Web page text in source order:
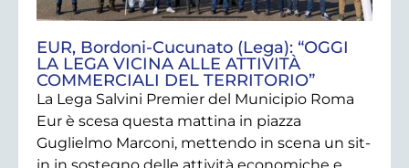
EUR, Bordoni-Cucunato (Lega): “OGGI
LA LEGA VICINA ALLE ATTIVITÀ
COMMERCIALI DEL TERRITORIO”
La Lega Salvini Premier del Municipio Roma
Eur è scesa questa mattina in piazza
Guglielmo Marconi, mettendo in scena un sit-
in in sostegno delle attività economiche e